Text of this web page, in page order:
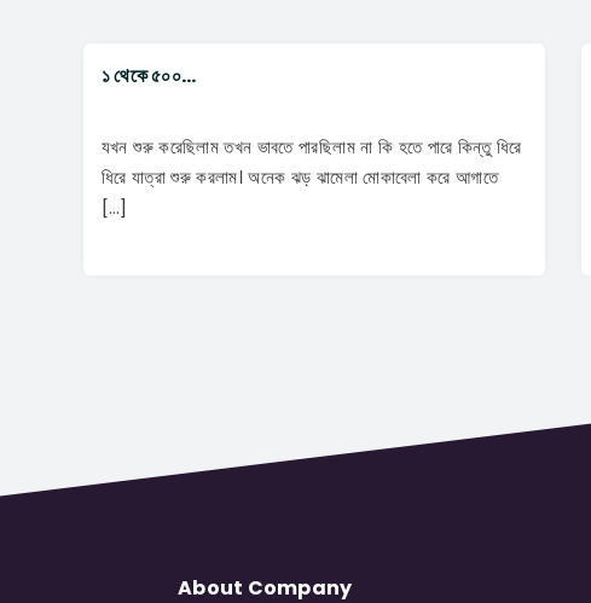
১ থেকে ৫০০…
যখন শুরু করেছিলাম তখন ভাবতে পারছিলাম না কি হতে পারে কিন্তু ধিরে
ধিরে যাত্রা শুরু করলাম। অনেক ঝড় ঝামেলা মোকাবেলা করে আগাতে
[…]
About Company